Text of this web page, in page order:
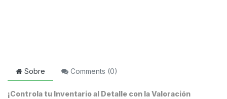
Sobre Comments (0)
¡Controla tu Inventario al Detalle con la Valoración